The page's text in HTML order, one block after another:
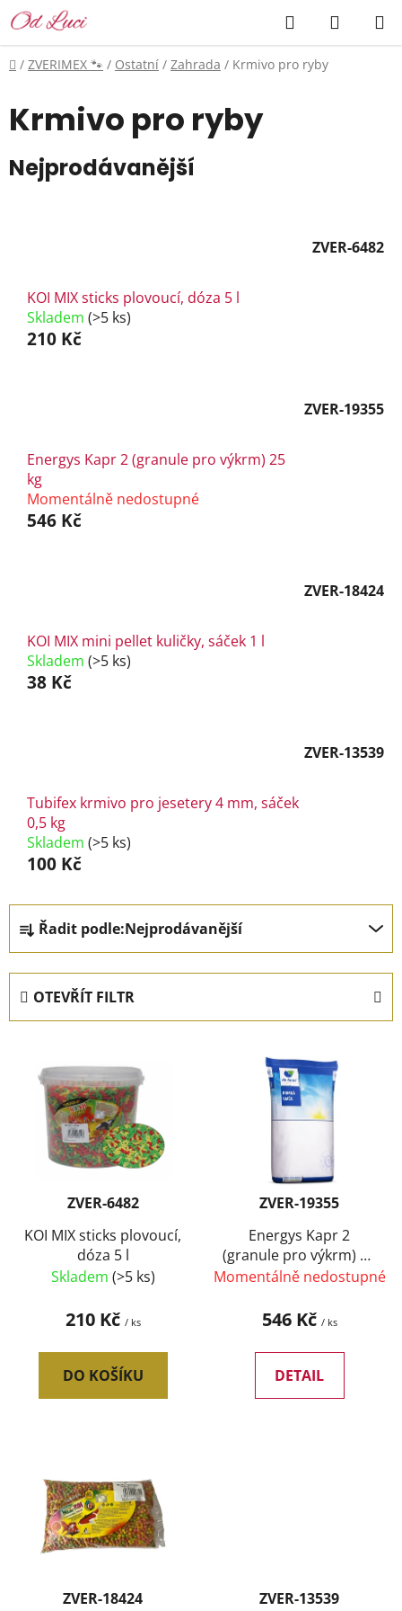
Přejít
na
obsah
Hledat
KOŠÍK
Domů
/ ZVERIMEX 🐾 / Ostatní / Zahrada / Krmivo pro ryby
Krmivo pro ryby
Nejprodávanější
ZVER-6482
KOI MIX sticks plovoucí, dóza 5 l
Skladem (>5 ks)
210 Kč
ZVER-19355
Energys Kapr 2 (granule pro výkrm) 25
kg
Momentálně nedostupné
546 Kč
ZVER-18424
KOI MIX mini pellet kuličky, sáček 1 l
Skladem (>5 ks)
38 Kč
ZVER-13539
Tubifex krmivo pro jesetery 4 mm, sáček
0,5 kg
Skladem (>5 ks)
100 Kč
Ř
a
z
e
n
Řadit podle:Nejprodávanější
OTEVŘÍT FILTR
ZVER-6482
KOI MIX sticks plovoucí,
dóza 5 l
Skladem (>5 ks)
210 Kč / ks
DO KOŠÍKU
ZVER-19355
Energys Kapr 2
(granule pro výkrm) 25
kg
Momentálně nedostupné
546 Kč / ks
DETAIL
ZVER-18424 ZVER-13539